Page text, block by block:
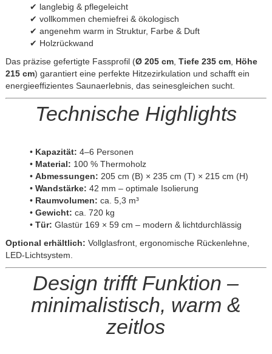
✔ langlebig & pflegeleicht
✔ vollkommen chemiefrei & ökologisch
✔ angenehm warm in Struktur, Farbe & Duft
✔ Holzrückwand
Das präzise gefertigte Fassprofil (Ø 205 cm, Tiefe 235 cm, Höhe
215 cm) garantiert eine perfekte Hitzezirkulation und schafft ein
energieeffizientes Saunaerlebnis, das seinesgleichen sucht.
Technische Highlights
• Kapazität: 4–6 Personen
• Material: 100 % Thermoholz
• Abmessungen: 205 cm (B) × 235 cm (T) × 215 cm (H)
• Wandstärke: 42 mm – optimale Isolierung
• Raumvolumen: ca. 5,3 m³
• Gewicht: ca. 720 kg
• Tür: Glastür 169 × 59 cm – modern & lichtdurchlässig
Optional erhältlich: Vollglasfront, ergonomische Rückenlehne,
LED-Lichtsystem.
Design trifft Funktion –
minimalistisch, warm &
zeitlos